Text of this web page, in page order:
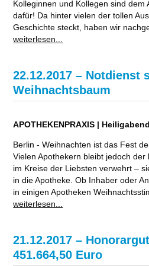
Kolleginnen und Kollegen sind dem
dafür! Da hinter vielen der tollen
Geschichte steckt, haben wir
weiterlesen...
22.12.2017 – Notdienst
Weihnachtsbaum
APOTHEKENPRAXIS |
Berlin - Weihnachten ist das Fest
Vielen Apothekern bleibt jedoch der
im Kreise der Liebsten verwehrt –
in die Apotheke. Ob Inhaber oder
in einigen Apotheken
weiterlesen...
21.12.2017 –
451.664,50 Euro